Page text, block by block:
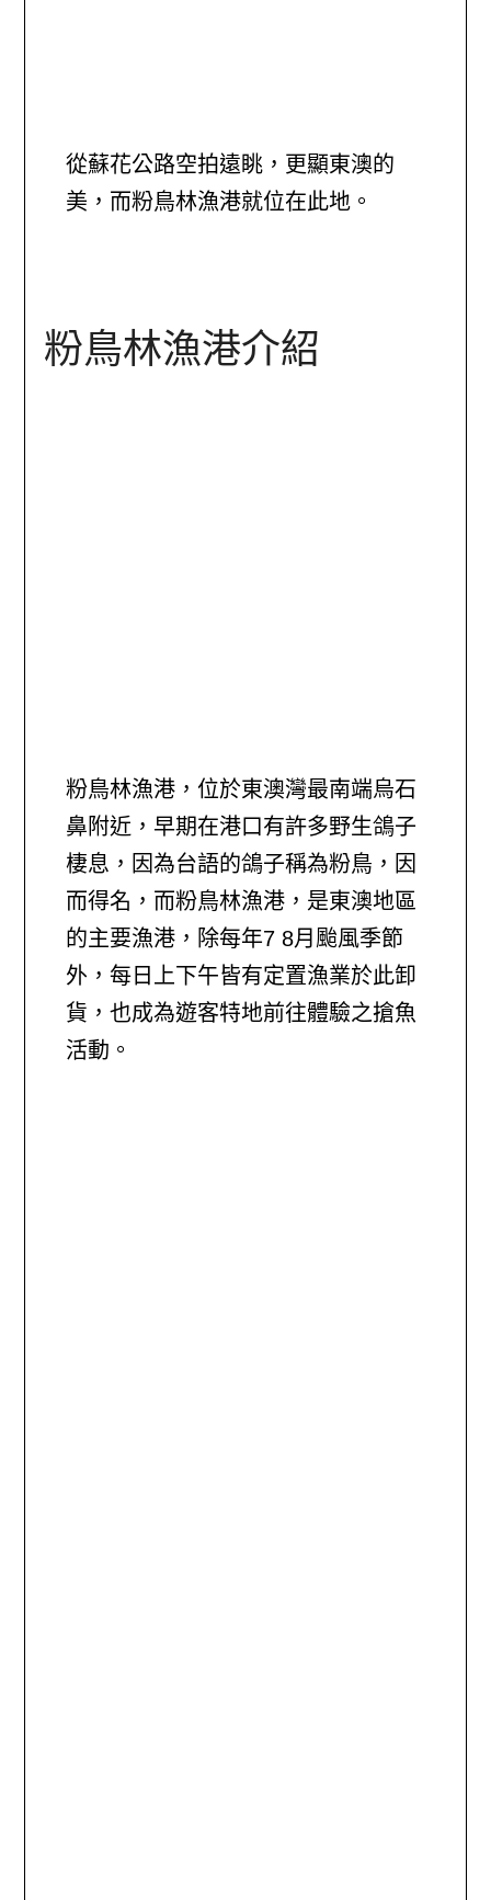
從蘇花公路空拍遠眺，更顯東澳的
美，而粉鳥林漁港就位在此地。
粉鳥林漁港介紹
粉鳥林漁港，位於東澳灣最南端烏石
鼻附近，早期在港口有許多野生鴿子
棲息，因為台語的鴿子稱為粉鳥，因
而得名，而粉鳥林漁港，是東澳地區
的主要漁港，除每年7 8月颱風季節
外，每日上下午皆有定置漁業於此卸
貨，也成為遊客特地前往體驗之搶魚
活動。